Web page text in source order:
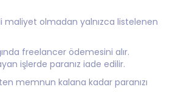
maliyet olmadan yalnızca listelenen
freelancer ödemesini alır.
işlerde paranız iade edilir.
memnun kalana kadar paranızı